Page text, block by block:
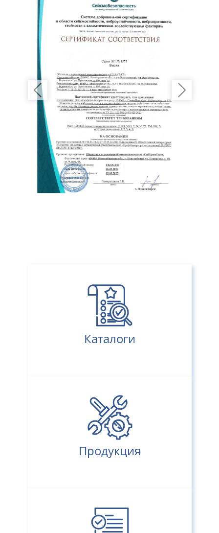
Нажимая кнопку «Отправить» вы даете своё согласие на
обработку персональных данных
Previous Next
Каталоги
Продукция